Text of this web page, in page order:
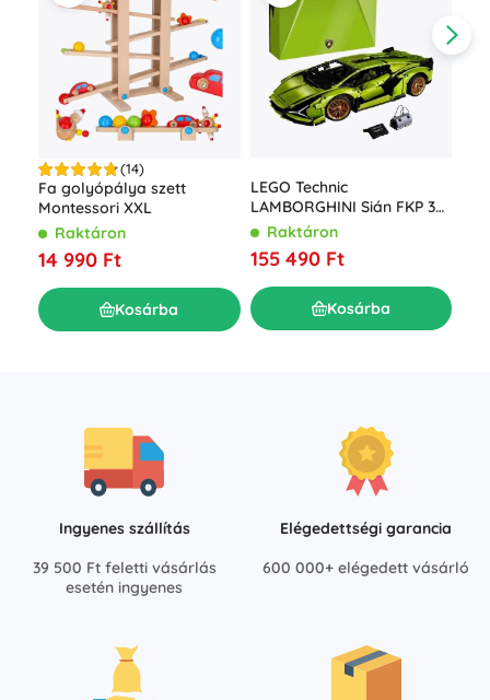
(14)
Fa golyópálya szett
Montessori XXL
Raktáron
14 990 Ft
Kosárba
LEGO Technic
LAMBORGHINI Sián FKP 37
1:8 Raktáron
155 490 Ft
Kosárba
Ingyenes szállítás
39 500 Ft feletti vásárlás
esetén ingyenes
Elégedettségi garancia
600 000+ elégedett vásárló